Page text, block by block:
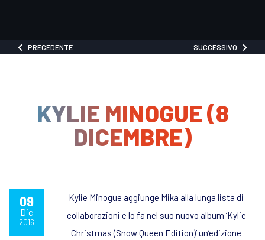
PRECEDENTE SUCCESSIVO
KYLIE MINOGUE (8
DICEMBRE)
09
Dic
2016
Kylie Minogue aggiunge Mika alla lunga lista di
collaborazioni e lo fa nel suo nuovo album ‘Kylie
Christmas (Snow Queen Edition)’ un’edizione